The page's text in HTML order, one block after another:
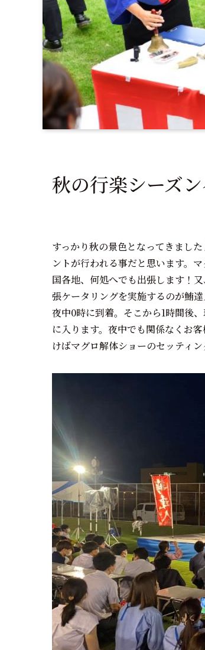
秋の行楽シーズ
すっかり秋の景色となってきまし
ントが行われる事だと思います。
国各地、何処へでも出張します！
張ケータリングを実施するのが鮪
夜中0時に到着。そこから1時間後
に入ります。夜中でも関係なくお
けばマグロ解体ショーのセッティ